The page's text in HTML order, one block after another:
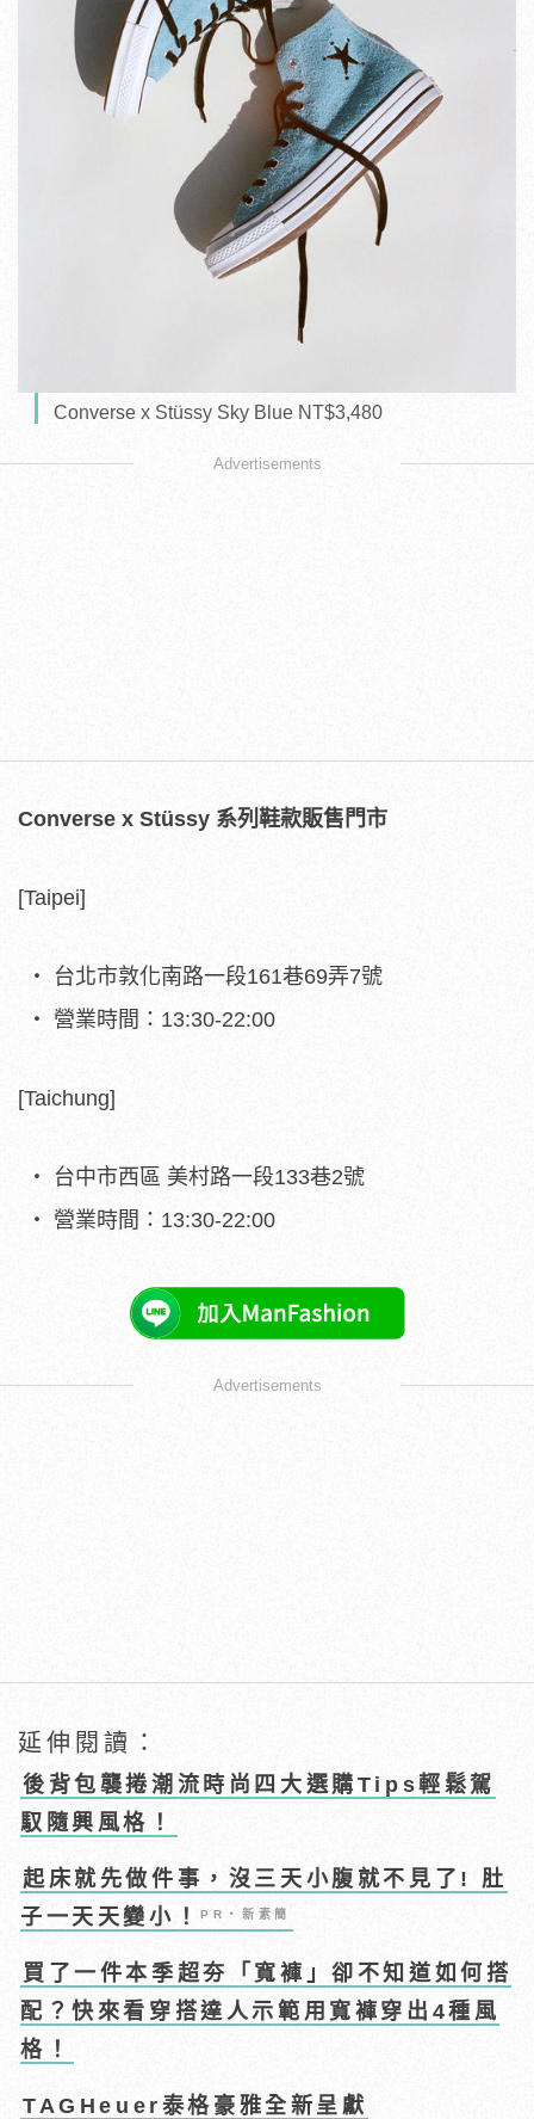
Converse x Stüssy Sky Blue NT$3,480
Advertisements
Converse x Stüssy 系列鞋款販售門市
[Taipei]
台北市敦化南路一段161巷69弄7號
營業時間：13:30-22:00
[Taichung]
台中市西區 美村路一段133巷2號
營業時間：13:30-22:00
Advertisements
延伸閱讀：
後背包襲捲潮流時尚四大選購Tips輕鬆駕
馭隨興風格！
起床就先做件事，沒三天小腹就不見了! 肚
子一天天變小！PR・新素簡
買了一件本季超夯「寬褲」卻不知道如何搭
配？快來看穿搭達人示範用寬褲穿出4種風
格！
TAGHeuer泰格豪雅全新呈獻